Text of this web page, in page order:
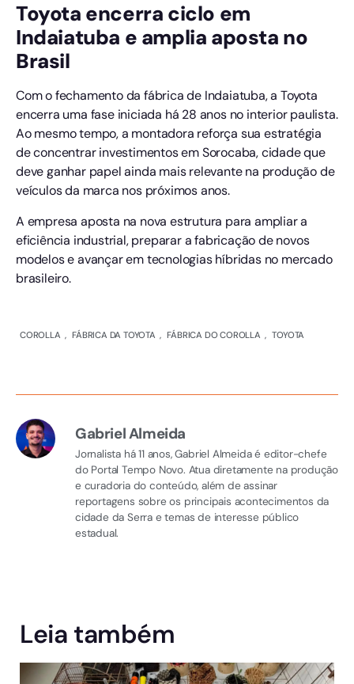
Toyota encerra ciclo em
Indaiatuba e amplia aposta no
Brasil
Com o fechamento da fábrica de Indaiatuba, a Toyota
encerra uma fase iniciada há 28 anos no interior paulista.
Ao mesmo tempo, a montadora reforça sua estratégia
de concentrar investimentos em Sorocaba, cidade que
deve ganhar papel ainda mais relevante na produção de
veículos da marca nos próximos anos.
A empresa aposta na nova estrutura para ampliar a
eficiência industrial, preparar a fabricação de novos
modelos e avançar em tecnologias híbridas no mercado
brasileiro.
COROLLA , FÁBRICA DA TOYOTA , FÁBRICA DO COROLLA , TOYOTA
Gabriel Almeida
Jornalista há 11 anos, Gabriel Almeida é editor-chefe
do Portal Tempo Novo. Atua diretamente na produção
e curadoria do conteúdo, além de assinar
reportagens sobre os principais acontecimentos da
cidade da Serra e temas de interesse público
estadual.
Leia também